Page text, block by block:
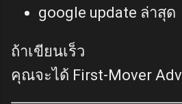
google update ล่าสุด
ถ้าเขียนเร็ว
คุณจะได้ First-Mover